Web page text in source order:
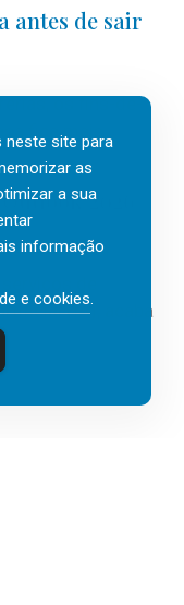
antes de sair
os fins-de-
fica mais
2026
de
(IA), acaba
neste site para
as
a sua
informação
e cookies.